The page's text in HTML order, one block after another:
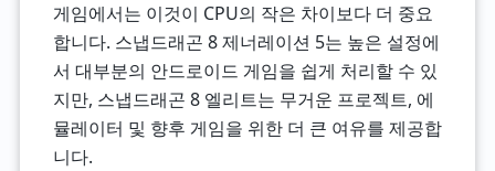
게임에서는 이것이 CPU의 작은 차이보다 더 중요
합니다. 스냅드래곤 8 제너레이션 5는 높은 설정에
서 대부분의 안드로이드 게임을 쉽게 처리할 수 있
지만, 스냅드래곤 8 엘리트는 무거운 프로젝트, 에
뮬레이터 및 향후 게임을 위한 더 큰 여유를 제공합
니다.